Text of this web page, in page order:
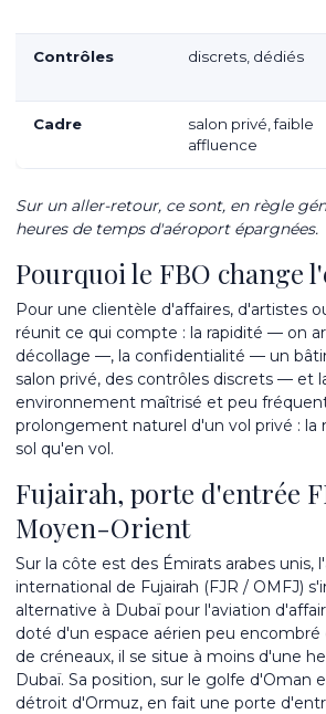
Contrôles discrets, dédiés
Cadre
salon privé, faible
affluence
Sur un aller-retour, ce sont, en règle
heures de temps d'aéroport épargnées.
Pourquoi le FBO change
Pour une clientèle d'affaires, d'artistes
réunit ce qui compte : la rapidité — on
décollage —, la confidentialité — un
salon privé, des contrôles discrets — et
environnement maîtrisé et peu
prolongement naturel d'un vol privé : la
sol qu'en vol.
Fujairah, porte d'entrée
Moyen-Orient
Sur la côte est des Émirats arabes unis, l'
international de Fujairah (FJR / OMFJ)
alternative à Dubaï pour l'aviation
doté d'un espace aérien peu encombré
de créneaux, il se situe à moins d'une
Dubaï. Sa position, sur le golfe d'Oman
détroit d'Ormuz, en fait une porte